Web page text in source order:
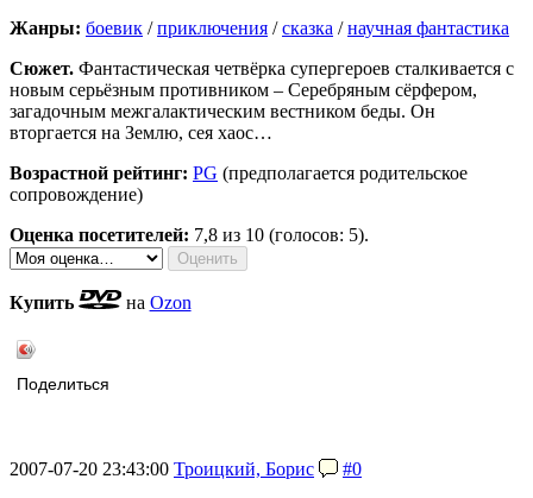
Жанры: боевик /приключения /сказка /научная фантастика
Сюжет. Фантастическая четвёрка супергероев сталкивается с
новым серьёзным противником – Серебряным сёрфером,
загадочным межгалактическим вестником беды. Он
вторгается на Землю, сея хаос…
Возрастной рейтинг: PG (предполагается родительское
сопровождение)
Оценка посетителей: 7,8 из 10 (голосов: 5).
Купить на Ozon
Поделиться
2007-07-20 23:43:00 Троицкий, Борис
#0